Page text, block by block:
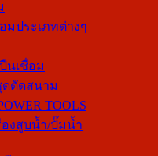
มประเภทต่างๆ
นเชื่อม
ตัดสนาม
TOOLS
องสูบน้ำ/ปั๊มน้ำ